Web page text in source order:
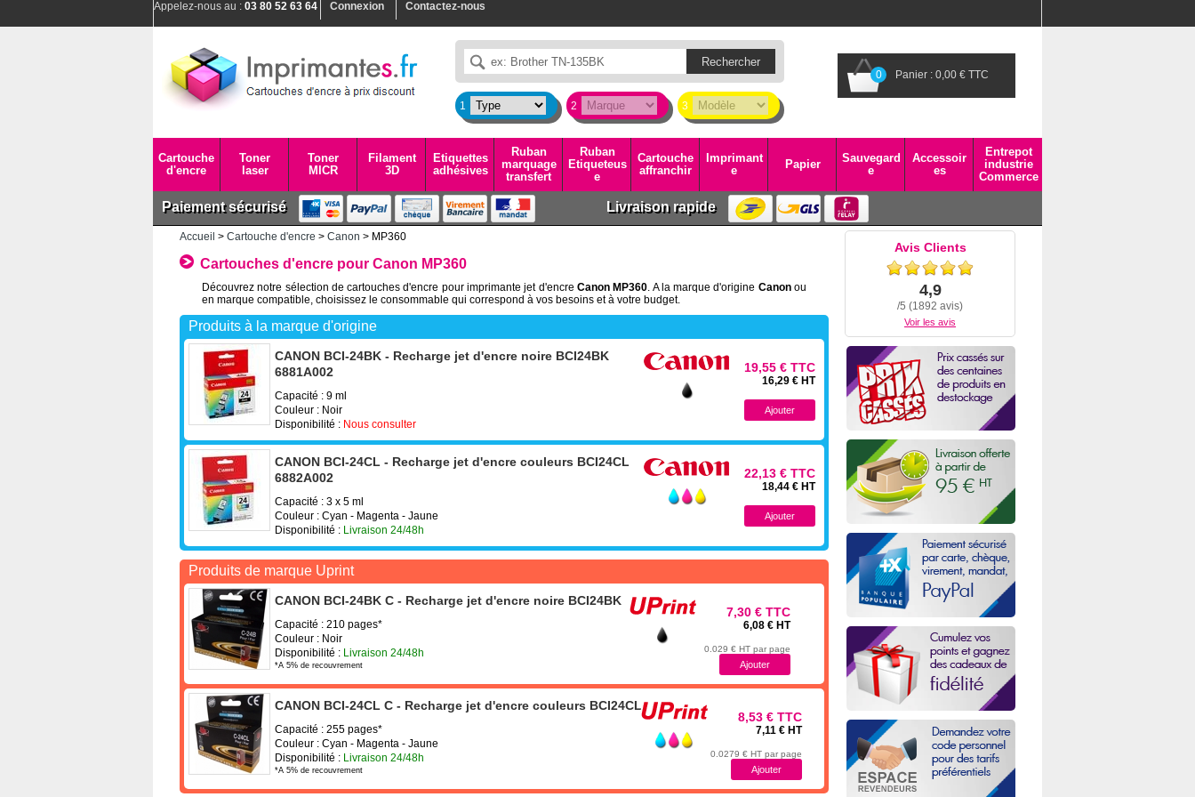
Appelez-nous au : 03 80 52 63 64 Connexion Contactez-nous
1 2 3
0 Panier : 0,00 € TTC
Cartouche
d'encre
Toner
laser
Toner
MICR
Filament
3D
Etiquettes
adhésives
Ruban
marquage
transfert
Ruban
Etiqueteus
e
Cartouche
affranchir
Imprimant
e
Papier
Sauvegard
e
Accessoir
es
Entrepot
industrie
Commerce
Paiement sécurisé Livraison rapide
Accueil > Cartouche d'encre > Canon > MP360
Cartouches d'encre pour Canon MP360
Découvrez notre sélection de cartouches d'encre pour imprimante jet d'encre Canon MP360 . A la marque d'origine Canonou
en marque compatible, choisissez le consommable qui correspond à vos besoins et à votre budget.
Produits à la marque d'origine
CANON BCI-24BK - Recharge jet d'encre noire BCI24BK
6881A002
Capacité : 9 ml
Couleur : Noir
Disponibilité : Nous consulter
19,55 € TTC
16,29 € HT
CANON BCI-24CL - Recharge jet d'encre couleurs BCI24CL
6882A002
Capacité : 3 x 5 ml
Couleur : Cyan - Magenta - Jaune
Disponibilité : Livraison 24/48h
22,13 € TTC
18,44 € HT
Produits de marque Uprint
CANON BCI-24BK C - Recharge jet d'encre noire BCI24BK
Capacité : 210 pages*
Couleur : Noir
Disponibilité : Livraison 24/48h
*A 5% de recouvrement
7,30 € TTC
6,08 € HT
0.029 € HT par page
CANON BCI-24CL C - Recharge jet d'encre couleurs BCI24CL
Capacité : 255 pages*
Couleur : Cyan - Magenta - Jaune
Disponibilité : Livraison 24/48h
*A 5% de recouvrement
8,53 € TTC
7,11 € HT
0.0279 € HT par page
Avis Clients
4,9
/5 (1892 avis)
Voir les avis